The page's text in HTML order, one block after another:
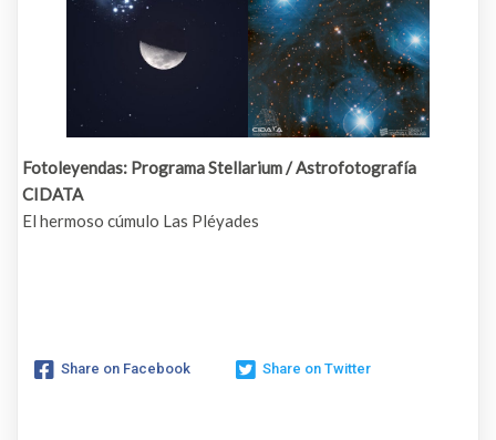
Fotoleyendas: Programa Stellarium / Astrofotografía
CIDATA
El hermoso cúmulo Las Pléyades
Share on Facebook Share on Twitter